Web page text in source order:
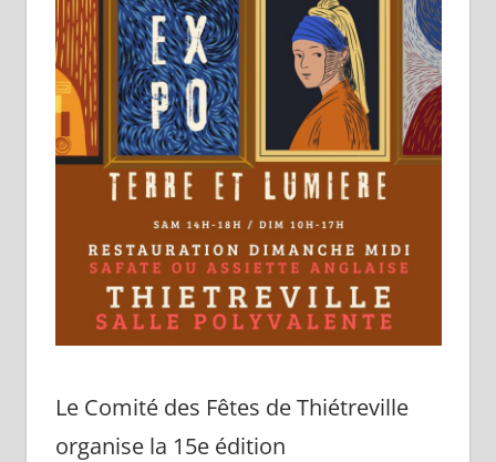
Le Comité des Fêtes de Thiétreville
organise la 15e édition